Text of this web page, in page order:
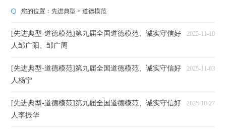
您的位置： 先进典型 >道德模范
[先进典型-道德模范]第九届全国道德模范、诚实守信好
人邹广阳、邹广周
2025-11-10
[先进典型-道德模范]第九届全国道德模范、诚实守信好
人杨宁
2025-11-03
[先进典型-道德模范]第九届全国道德模范、诚实守信好
人李振华
2025-10-27